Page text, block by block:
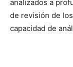
analizados a
de revisión de
capacidad de